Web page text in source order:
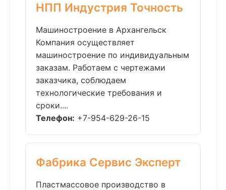
НПП Индустрия Точность
Машиностроение в Архангельск
Компания осуществляет
машиностроение по индивидуальным
заказам. Работаем с чертежами
заказчика, соблюдаем
технологические требования и
сроки....
Телефон: +7-954-629-26-15
Фабрика Сервис Эксперт
Пластмассовое производство в